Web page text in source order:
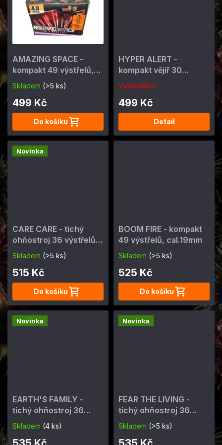
AMAZING SPACE -
kompakt 49 výstřelů,
cal.19mm
Skladem (>5 ks)
499 Kč
Do košíku
HYPER ALERT -
kompakt vějíř 30
výstřelů, cal. 25mm
Vyprodáno
499 Kč
Detail
Novinka
CARE CARE - tichý
ohňostroj 36 výstřelů,
cal. 20 mm
Skladem (>5 ks)
515 Kč
Do košíku
BOOM FIRE - kompakt
49 výstřelů, cal.19mm
Skladem (>5 ks)
525 Kč
Do košíku
Novinka
EARTH'S FAMILY -
tichý ohňostroj 36
výstřelů, cal. 20 mm
Skladem (4 ks)
Novinka
FEAR THE LIVING -
tichý ohňostroj 36
výstřelů, cal. 20 mm
Skladem (>5 ks)